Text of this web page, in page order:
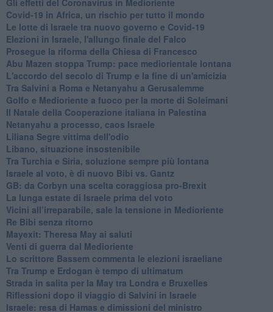
Covid-19 in Africa, un rischio per tutto il mondo
Le lotte di Israele tra nuovo governo e Covid-19
Elezioni in Israele, l'allungo finale del Falco
Prosegue la riforma della Chiesa di Francesco
Abu Mazen stoppa Trump: pace mediorientale lontana
L'accordo del secolo di Trump e la fine di un'amicizia
Tra Salvini a Roma e Netanyahu a Gerusalemme
Golfo e Medioriente a fuoco per la morte di Soleimani
Il Natale della Cooperazione italiana in Palestina
Netanyahu a processo, caos Israele
Liliana Segre vittima dell'odio
Libano, situazione insostenibile
Tra Turchia e Siria, soluzione sempre più lontana
Israele al voto, è di nuovo Bibi vs. Gantz
GB: da Corbyn una scelta coraggiosa pro-Brexit
La lunga estate di Israele prima del voto
Vicini all’irreparabile, sale la tensione in Medioriente
Re Bibi senza ritorno
Mayexit: Theresa May ai saluti
Venti di guerra dal Medioriente
Lo scrittore Bassem commenta le elezioni israeliane
Tra Trump e Erdogan è tempo di ultimatum
Strada in salita per la May tra Londra e Bruxelles
Riflessioni dopo il viaggio di Salvini in Israele
Israele: resa di Hamas e dimissioni del ministro